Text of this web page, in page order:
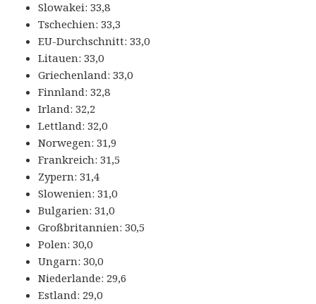
Slowakei: 33,8
Tschechien: 33,3
EU-Durchschnitt: 33,0
Litauen: 33,0
Griechenland: 33,0
Finnland: 32,8
Irland: 32,2
Lettland: 32,0
Norwegen: 31,9
Frankreich: 31,5
Zypern: 31,4
Slowenien: 31,0
Bulgarien: 31,0
Großbritannien: 30,5
Polen: 30,0
Ungarn: 30,0
Niederlande: 29,6
Estland: 29,0